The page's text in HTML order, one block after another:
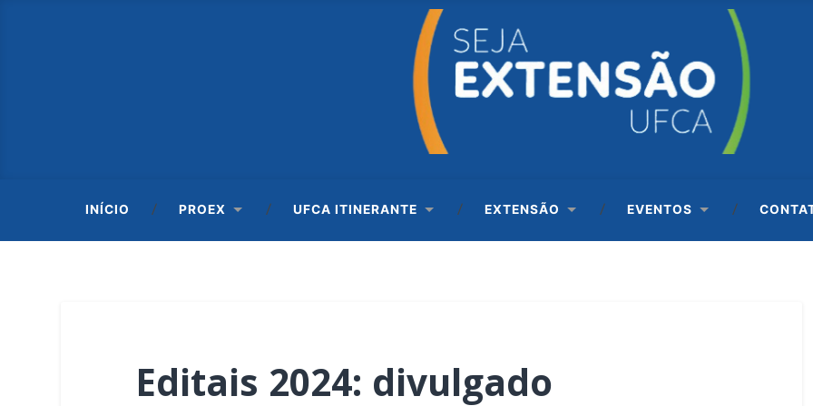
INÍCIO PROEX UFCA ITINERANTE EXTENSÃO EVENTOS
Editais 2024: divulgado